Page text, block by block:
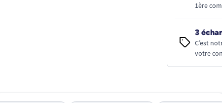
1ère
3
C’est
votre